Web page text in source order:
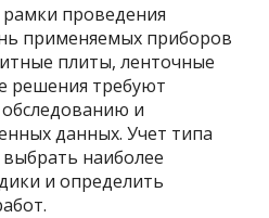
проведения
применяемых приборов
плиты, ленточные
решения требуют
и
данных. Учет типа
наиболее
и определить